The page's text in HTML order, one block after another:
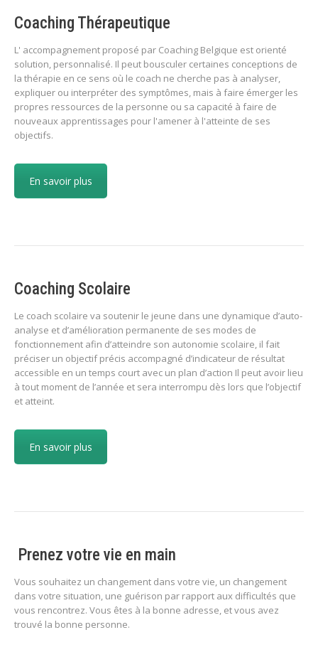
Coaching Thérapeutique
L' accompagnement proposé par Coaching Belgique est orienté
solution, personnalisé. Il peut bousculer certaines conceptions de
la thérapie en ce sens où le coach ne cherche pas à analyser,
expliquer ou interpréter des symptômes, mais à faire émerger les
propres ressources de la personne ou sa capacité à faire de
nouveaux apprentissages pour l'amener à l'atteinte de ses
objectifs.
En savoir plus
Coaching Scolaire
Le coach scolaire va soutenir le jeune dans une dynamique d’auto-
analyse et d’amélioration permanente de ses modes de
fonctionnement afin d’atteindre son autonomie scolaire, il fait
préciser un objectif précis accompagné d’indicateur de résultat
accessible en un temps court avec un plan d’action Il peut avoir lieu
à tout moment de l’année et sera interrompu dès lors que l’objectif
et atteint.
En savoir plus
Prenez votre vie en main
Vous souhaitez un changement dans votre vie, un changement
dans votre situation, une guérison par rapport aux difficultés que
vous rencontrez. Vous êtes à la bonne adresse, et vous avez
trouvé la bonne personne.